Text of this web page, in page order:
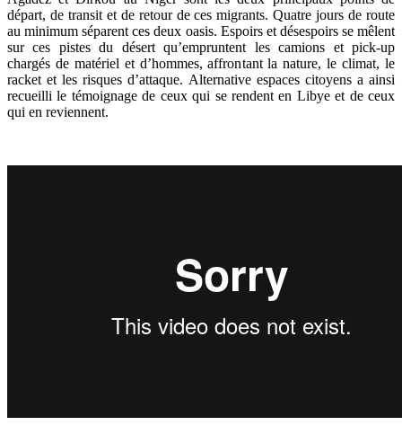
départ, de transit et de retour de ces migrants. Quatre jours de route
au minimum séparent ces deux oasis. Espoirs et désespoirs se mêlent
sur ces pistes du désert qu’empruntent les camions et pick-up
chargés de matériel et d’hommes, affrontant la nature, le climat, le
racket et les risques d’attaque. Alternative espaces citoyens a ainsi
recueilli le témoignage de ceux qui se rendent en Libye et de ceux
qui en reviennent.